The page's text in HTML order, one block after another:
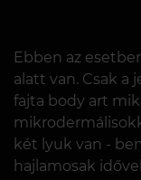
Ebben az
alatt van. Csak a
fajta body art
két lyuk van -
hajlamosak